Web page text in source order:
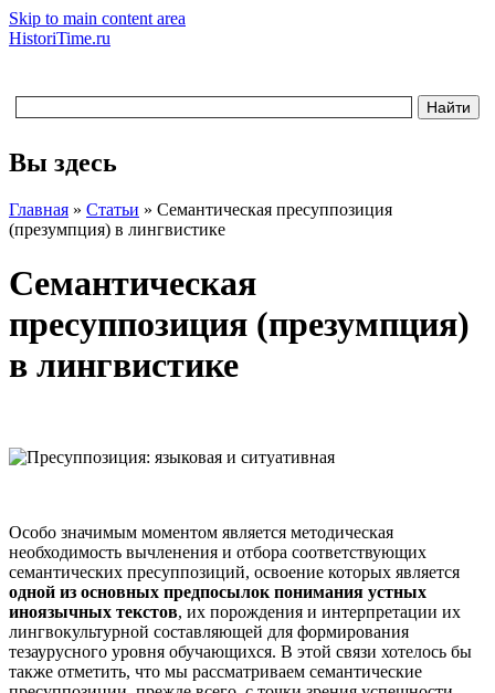
Skip to main content area
HistoriTime.ru
Вы здесь
Главная » Статьи » Семантическая пресуппозиция
(презумпция) в лингвистике
Семантическая
пресуппозиция (презумпция)
в лингвистике
Особо значимым моментом является методическая
необходимость вычленения и отбора соответствующих
семантических пресуппозиций, освоение которых является
одной из основных предпосылок понимания устных
иноязычных текстов, их порождения и интерпретации их
лингвокультурной составляющей для формирования
тезаурусного уровня обучающихся. В этой связи хотелось бы
также отметить, что мы рассматриваем семантические